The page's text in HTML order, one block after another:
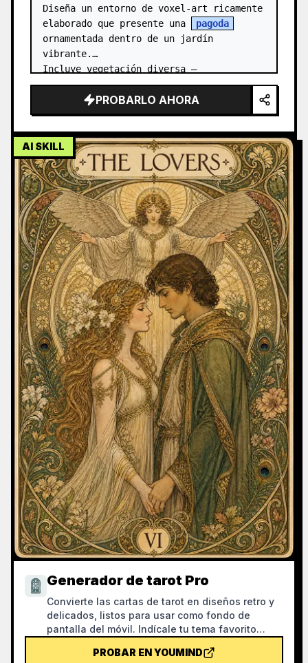
Diseña un entorno de voxel-art ricamente
elaborado que presente una
pagoda
ornamentada dentro de un jardín
vibrante.
Incluye vegetación diversa —
especialmente {argument
name="key_tree_en" default="árboles de
cerezo…
PROBARLO AHORA
AI SKILL
Generador de tarot Pro
Convierte las cartas de tarot en diseños retro y
delicados, listos para usar como fondo de
pantalla del móvil. Indícale tu tema favorito
videojuego) o qué cartas quieres sacar, y
PROBAR EN YOUMIND